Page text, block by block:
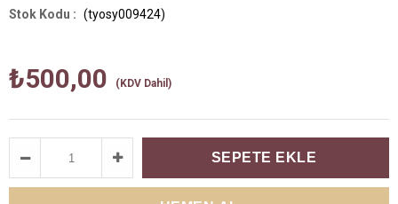
(tyosy009424)
₺500,00 (KDV Dahil)